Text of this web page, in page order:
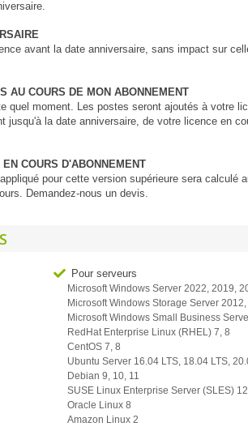
avant la date anniversaire, sans impact sur
AU COURS DE MON ABONNEMENT
quel moment. Les postes seront ajoutés à votre
jusqu'à la date anniversaire, de votre licence en
COURS D'ABONNEMENT
pour cette version supérieure sera calculé
Demandez-nous un devis.
Pour serveurs
Microsoft Windows Server 2022, 2019,
Microsoft Windows Storage Server
Microsoft Windows Small Business
RedHat Enterprise Linux (RHEL) 7, 8
CentOS 7, 8
Ubuntu Server 16.04 LTS, 18.04 LTS,
Debian 9, 10, 11
SUSE Linux Enterprise Server (SLES)
Oracle Linux 8
Amazon Linux 2